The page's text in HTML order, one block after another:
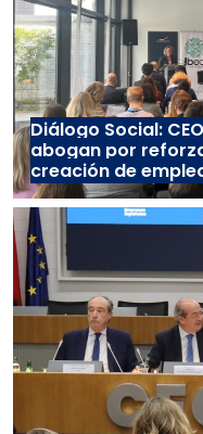
Diálogo Social:
abogan por
creación de